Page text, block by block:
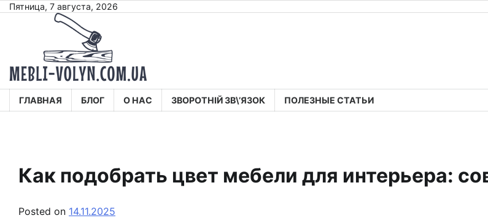
SkipПятница, 7 августа, 2026
ГЛАВНАЯ БЛОГ О НАС ЗВОРОТНІЙ ЗВ\’ЯЗОК ПОЛЕЗНЫЕ СТАТЬИ
Как подобрать цвет мебели для интерьера:
Posted on 14.11.2025